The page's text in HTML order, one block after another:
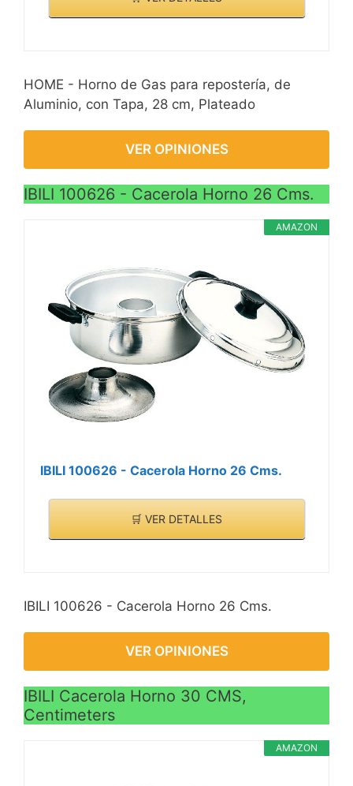
HOME - Horno de Gas para repostería, de
Aluminio, con Tapa, 28 cm, Plateado
VER OPINIONES
IBILI 100626 - Cacerola Horno 26 Cms.
AMAZON
IBILI 100626 - Cacerola Horno 26 Cms.
🛒 VER DETALLES
IBILI 100626 - Cacerola Horno 26 Cms.
VER OPINIONES
IBILI Cacerola Horno 30 CMS,
Centimeters
AMAZON